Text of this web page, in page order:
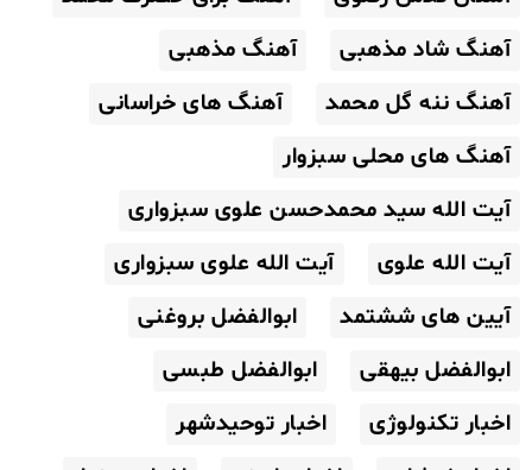
آهنگ شاد مذهبی
آهنگ مذهبی
آهنگ ننه گل محمد
آهنگ های خراسانی
آهنگ های محلی سبزوار
آیت الله سید محمدحسن علوی سبزواری
آیت الله علوی
آیت الله علوی سبزواری
آیین های ششتمد
ابوالفضل بروغنی
ابوالفضل بیهقی
ابوالفضل طبسی
اخبار تکنولوژی
اخبار توحیدشهر